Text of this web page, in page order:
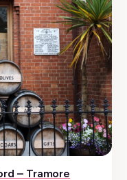
– Tramore